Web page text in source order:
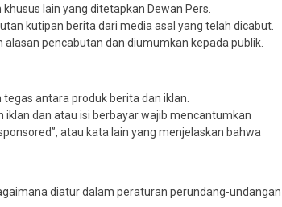
lain yang ditetapkan Dewan Pers.
kutipan berita dari media asal yang telah dicabut.
pencabutan dan diumumkan kepada publik.
antara produk berita dan iklan.
dan atau isi berbayar wajib mencantumkan
atau kata lain yang menjelaskan bahwa
diatur dalam peraturan perundang-undangan